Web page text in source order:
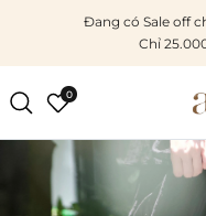
Đang có Sale off
Chỉ
0